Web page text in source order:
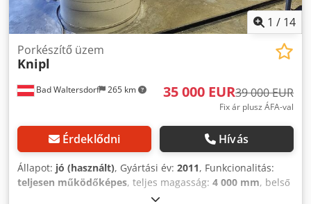
típusú szivattyú (18 db). Dksdpfx Akswhbnleusr
1 / 14
Bad Waltersdorf 265 km
Porkészítő üzem
Knipl
35 000 EUR39 000 EUR
Fix ár plusz ÁFA-val
Érdeklődni Hívás
Állapot: jó (használt), Gyártási év: 2011, Funkcionalitás:
teljesen működőképes, teljes magasság: 4 000 mm, belső
, belső szélesség: